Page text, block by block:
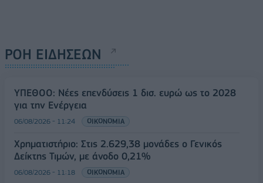
ΡΟΗ ΕΙΔΗΣΕΩΝ
ΥΠΕΘΟΟ: Νέες επενδύσεις 1 δισ. ευρώ ως το 2028
για την Ενέργεια
06/08/2026 - 11:24 ΟΙΚΟΝΟΜΙΑ
Χρηματιστήριο: Στις 2.629,38 μονάδες ο Γενικός
Δείκτης Τιμών, με άνοδο 0,21%
06/08/2026 - 11:18 ΟΙΚΟΝΟΜΙΑ